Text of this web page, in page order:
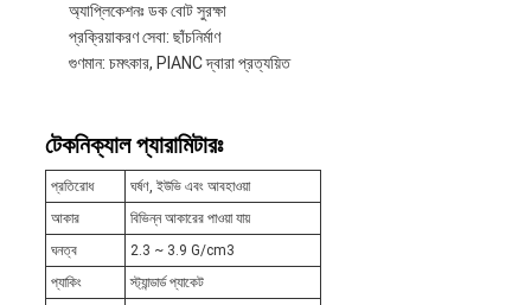
PRIVACY
POLICY
অ্যাপ্লিকেশনঃ ডক বোট সুরক্ষা
প্রক্রিয়াকরণ সেবা: ছাঁচনির্মাণ
গুণমান: চমৎকার, PIANC দ্বারা প্রত্যয়িত
টেকনিক্যাল প্যারামিটারঃ
প্রতিরোধ
ঘর্ষণ, ইউভি এবং আবহাওয়া
আকার
বিভিন্ন আকারের পাওয়া যায়
ঘনত্ব
2.3 ~ 3.9 G/cm3
প্যাকিং
স্ট্যান্ডার্ড প্যাকেট